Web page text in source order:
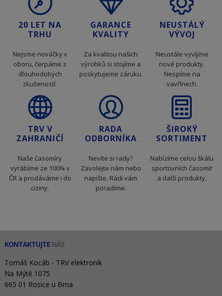
20 LET NA
TRHU
Nejsme nováčky v
oboru, čerpáme z
dlouhodobých
zkušeností.
GARANCE
KVALITY
Za kvalitou našich
výrobků si stojíme a
poskytujeme záruku.
NEUSTÁLÝ
VÝVOJ
Neustále vyvíjíme
nové produkty.
Nespíme na
vavřínech.
TRV V
ZAHRANIČÍ
Naše časomíry
vyrábíme ze 100% v
ČR a prodáváme i do
ciziny.
RADA
ODBORNÍKA
Nevíte si rady?
Zavolejte nám nebo
napište. Rádi vám
poradíme.
ŠIROKÝ
SORTIMENT
Nabízíme celou škálu
sportovních časomír
a další produkty.
KONTAKTUJTENÁS
Tomáš Kocáb - TRV elektronik
Na Mýtě 1075
665 01 Rosice u Brna